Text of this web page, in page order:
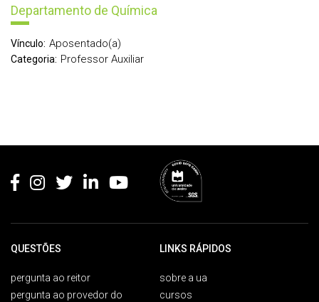
Departamento de Química
Vínculo: Aposentado(a)
Categoria: Professor Auxiliar
QUESTÕES
pergunta ao reitor
pergunta ao provedor do
LINKS RÁPIDOS
sobre a ua
cursos